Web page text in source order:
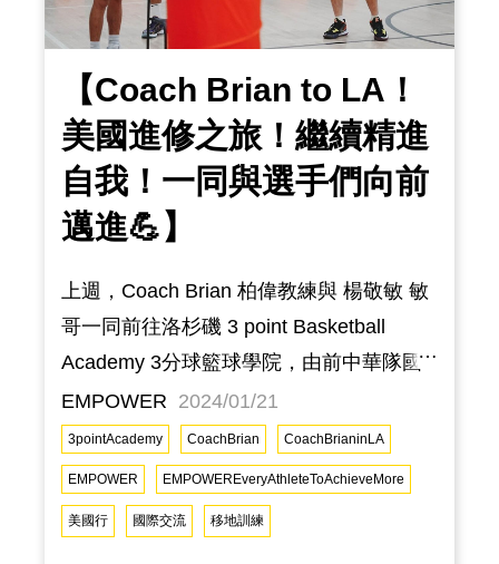
【Coach Brian to LA！
美國進修之旅！繼續精進
自我！一同與選手們向前
邁進💪】
上週，Coach Brian 柏偉教練與 楊敬敏 敏
哥一同前往洛杉磯 3 point Basketball
Academy 3分球籃球學院，由前中華隊國
手－楊玉明 所創辦，並且在訓練時分別與
菲律賓 以及 美國的技術訓練教練學習取
經。時間雖然短暫僅一周的時間，但在每
一次訓練，都抓緊機會認真的提問，努力
地從不同教練的身上吸取經驗，並跳脫訓
EMPOWER 2024/01/21
3pointAcademy CoachBrian CoachBrianinLA
EMPOWER EMPOWEREveryAthleteToAchieveMore
美國行 國際交流 移地訓練